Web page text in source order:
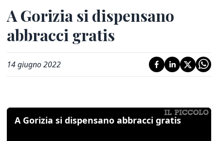
A Gorizia si dispensano
abbracci gratis
14 giugno 2022
A Gorizia si dispensano abbracci gratis